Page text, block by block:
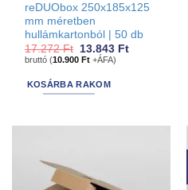
reDUObox 250x185x125
mm méretben
hullámkartonból | 50 db
17.272Ft Original
price
17.272 Ft.
13.843 FtCurrent
bruttó (10.900Ft +ÁFA)
KOSÁRBA RAKOM